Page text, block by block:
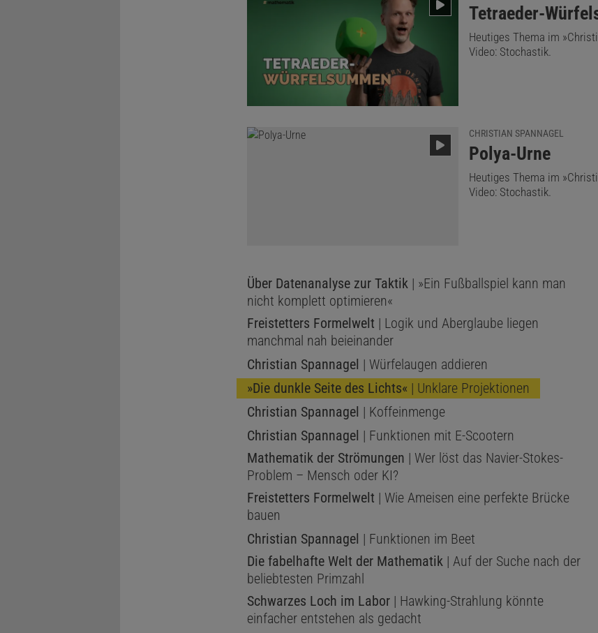
:
Tetraeder-
Heutiges Thema im
Video: Stochastik.
CHRISTIAN SPANNAGEL
:
Polya-Urne
Heutiges Thema im
Video: Stochastik.
Über Datenanalyse zur Taktik | »Ein Fußballspiel kann man
nicht komplett optimieren«
Freistetters Formelwelt | Logik und Aberglaube liegen
manchmal nah beieinander
Christian Spannagel | Würfelaugen addieren
»Die dunkle Seite des Lichts« | Unklare Projektionen
Christian Spannagel | Koffeinmenge
Christian Spannagel | Funktionen mit E-Scootern
Mathematik der Strömungen | Wer löst das Navier-Stokes-
Problem – Mensch oder KI?
Freistetters Formelwelt | Wie Ameisen eine perfekte Brücke
bauen
Christian Spannagel | Funktionen im Beet
Die fabelhafte Welt der Mathematik| Auf der Suche nach der
beliebtesten Primzahl
Schwarzes Loch im Labor| Hawking-Strahlung könnte
einfacher entstehen als gedacht